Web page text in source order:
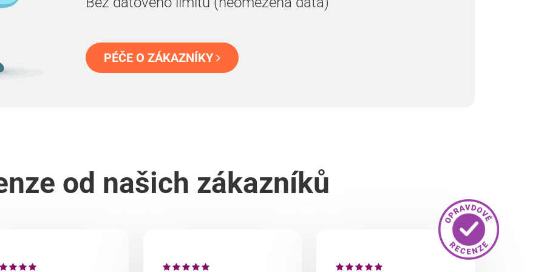
PÉČE O ZÁKAZNÍKY
od našich zákazníků